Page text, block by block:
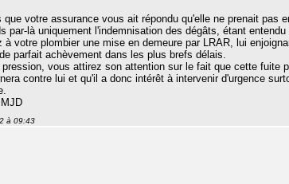
que votre assurance vous ait répondu qu'elle ne prenait pas
par-là uniquement l'indemnisation des dégâts, étant
à votre plombier une mise en demeure par LRAR, lui
parfait achèvement dans les plus brefs délais.
pression, vous attirez son attention sur le fait que cette fuite
contre lui et qu'il a donc intérêt à intervenir d'urgence
à 09:43